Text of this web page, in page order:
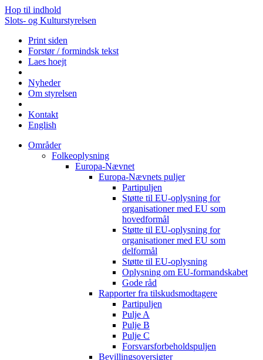
Hop til indhold
Slots- og Kulturstyrelsen
Print siden
Forstør / formindsk tekst
Laes hoejt
Nyheder
Om styrelsen
Kontakt
English
Områder
Folkeoplysning
Europa-Nævnet
Europa-Nævnets puljer
Partipuljen
Støtte til EU-oplysning for
organisationer med EU som
hovedformål
Støtte til EU-oplysning for
organisationer med EU som
delformål
Støtte til EU-oplysning
Oplysning om EU-formandskabet
Gode råd
Rapporter fra tilskudsmodtagere
Partipuljen
Pulje A
Pulje B
Pulje C
Forsvarsforbeholdspuljen
Bevillingsoversigter